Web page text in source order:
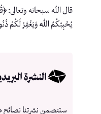
قال الله سبحانه وتعالى:
يُحْبِبْكُمُ اللَّهُ وَيَغْفِرْ لَكُمْ
النشرة
ستتصمن نشرتنا نصائح